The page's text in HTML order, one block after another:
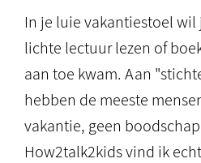
In je luie vakantiestoel wil
lichte lectuur lezen of
aan toe kwam. Aan
hebben de meeste
vakantie, geen
How2talk2kids vind ik